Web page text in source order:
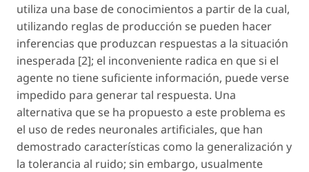
utiliza una base de conocimientos a partir de la cual,
utilizando reglas de producción se pueden hacer
inferencias que produzcan respuestas a la situación
inesperada [2]; el inconveniente radica en que si el
agente no tiene suficiente información, puede verse
impedido para generar tal respuesta. Una
alternativa que se ha propuesto a este problema es
el uso de redes neuronales artificiales, que han
demostrado características como la generalización y
la tolerancia al ruido; sin embargo, usualmente